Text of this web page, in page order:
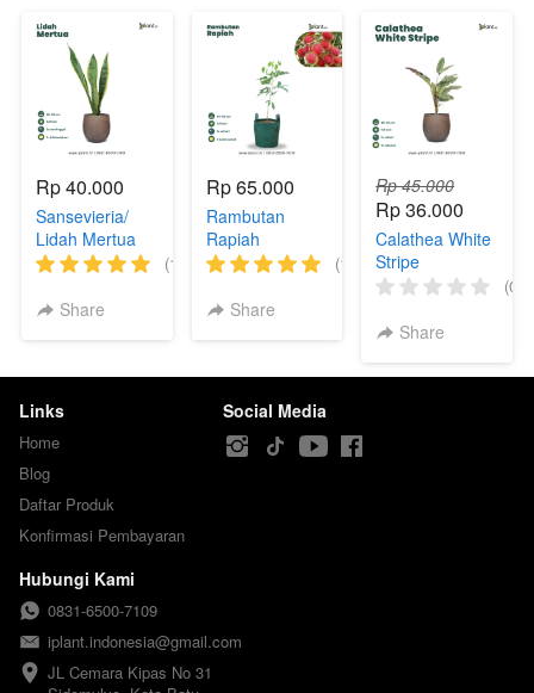
Rp 40.000
Sansevieria/
Lidah Mertua
(1)
Share
Rp 65.000
Rambutan
Rapiah
(1)
Share
Rp 45.000
Rp 36.000
Calathea White
Stripe
(0)
Share
Links
Home
Blog
Daftar Produk
Konfirmasi Pembayaran
Social Media
Hubungi Kami
0831-6500-7109
iplant.indonesia@gmail.com
JL Cemara Kipas No 31